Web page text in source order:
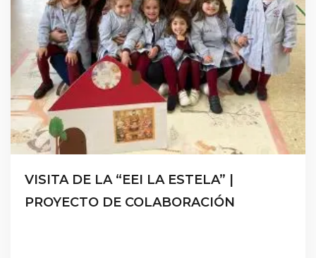
VISITA DE LA “EEI LA ESTELA” |
PROYECTO DE COLABORACIÓN